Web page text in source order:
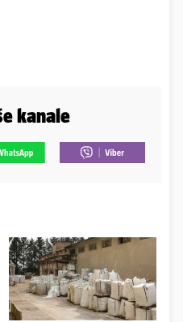
kanale